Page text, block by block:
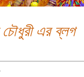
এর ব্লগ